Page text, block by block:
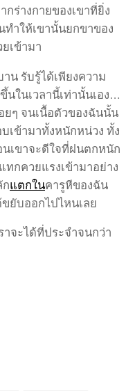
ร่างกายของเขาที่ยิ่ง
ทำให้เขานั้นยกขาของ
เข้ามา
น รับรู้ได้เพียงความ
ในเวลานี้เท่านั้นเอง…
อยๆ จนเนื้อตัวของฉันนั้น
เข้ามาทั้งหนักหน่วง ทั้ง
นเขาจะดีใจที่ฝนตกหนัก
ทกควยแรงเข้ามาอย่าง
กแตกในคารูหีของฉัน
ยับออกไปไหนเลย
จะได้ที่ประจำจนกว่า